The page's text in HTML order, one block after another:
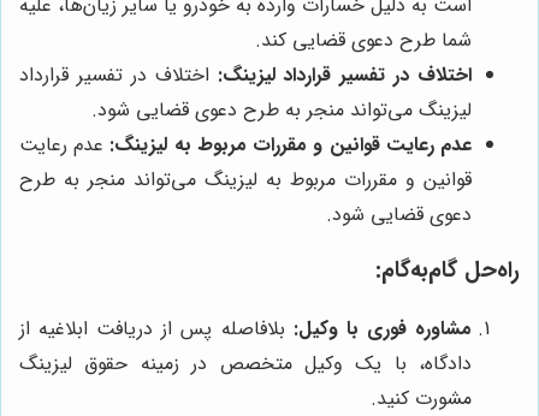
شما طرح دعوی قضایی کند.
اختلاف در تفسیر قرارداد لیزینگ: اختلاف در تفسیر قرارداد
لیزینگ می‌تواند منجر به طرح دعوی قضایی شود.
عدم رعایت قوانین و مقررات مربوط به لیزینگ: عدم رعایت
قوانین و مقررات مربوط به لیزینگ می‌تواند منجر به طرح
دعوی قضایی شود.
راه‌حل گام‌به‌گام:
مشاوره فوری با وکیل: بلافاصله پس از دریافت ابلاغیه از
دادگاه، با یک وکیل متخصص در زمینه حقوق لیزینگ
مشورت کنید.